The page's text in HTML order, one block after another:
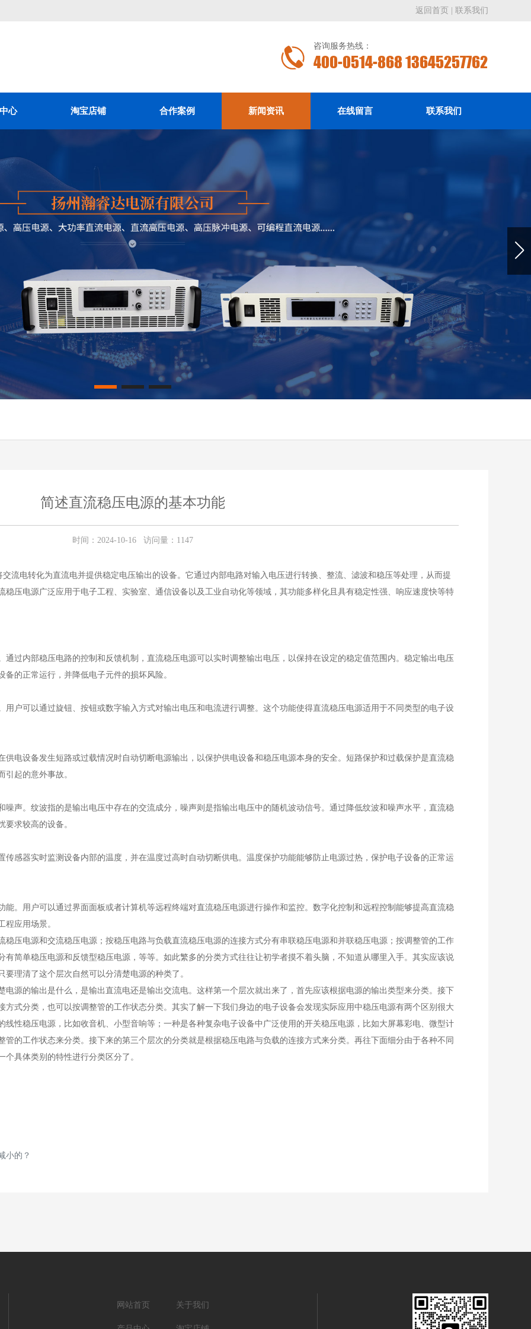
返回首页 联系我们
咨询服务热线：
400-0514-868 13645257762
心 淘宝店铺 合作案例 新闻资讯 在线留言 联系我们
简述直流稳压电源的基本功能
时间：2024-10-16 访问量：1147
交流电转化为直流电并提供稳定电压输出的设备。它通过内部电路对输入电压进行转换、整流、滤波和稳压等处理，从而提
压电源广泛应用于电子工程、实验室、通信设备以及工业自动化等领域，其功能多样化且具有稳定性强、响应速度快等特
过内部稳压电路的控制和反馈机制，直流稳压电源可以实时调整输出电压，以保持在设定的稳定值范围内。稳定输出电压
的正常运行，并降低电子元件的损坏风险。
户可以通过旋钮、按钮或数字输入方式对输出电压和电流进行调整。这个功能使得直流稳压电源适用于不同类型的电子设
电设备发生短路或过载情况时自动切断电源输出，以保护供电设备和稳压电源本身的安全。短路保护和过载保护是直流稳
起的意外事故。
声。纹波指的是输出电压中存在的交流成分，噪声则是指输出电压中的随机波动信号。通过降低纹波和噪声水平，直流稳
求较高的设备。
感器实时监测设备内部的温度，并在温度过高时自动切断供电。温度保护功能能够防止电源过热，保护电子设备的正常运
。用户可以通过界面面板或者计算机等远程终端对直流稳压电源进行操作和监控。数字化控制和远程控制能够提高直流稳
应用场景。
压电源和交流稳压电源；按稳压电路与负载直流稳压电源的连接方式分有串联稳压电源和并联稳压电源；按调整管的工作
简单稳压电源和反馈型稳压电源，等等。如此繁多的分类方式往往让初学者摸不着头脑，不知道从哪里入手。其实应该说
理清了这个层次自然可以分清楚电源的种类了。
源的输出是什么，是输出直流电还是输出交流电。这样第一个层次就出来了，首先应该根据电源的输出类型来分类。接下
式分类，也可以按调整管的工作状态分类。其实了解一下我们身边的电子设备会发现实际应用中稳压电源有两个区别很大
性稳压电源，比如收音机、小型音响等；一种是各种复杂电子设备中广泛使用的开关稳压电源，比如大屏幕彩电、微型计
的工作状态来分类。接下来的第三个层次的分类就是根据稳压电路与负载的连接方式来分类。再往下面细分由于各种不同
具体类别的特性进行分类区分了。
小的？
网站首页 关于我们